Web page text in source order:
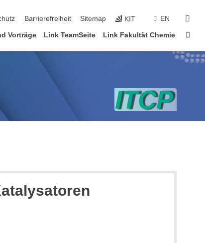
Barrierefreiheit Sitemap KIT EN
Vorträge Link TeamSeite Link Fakultät Chemie